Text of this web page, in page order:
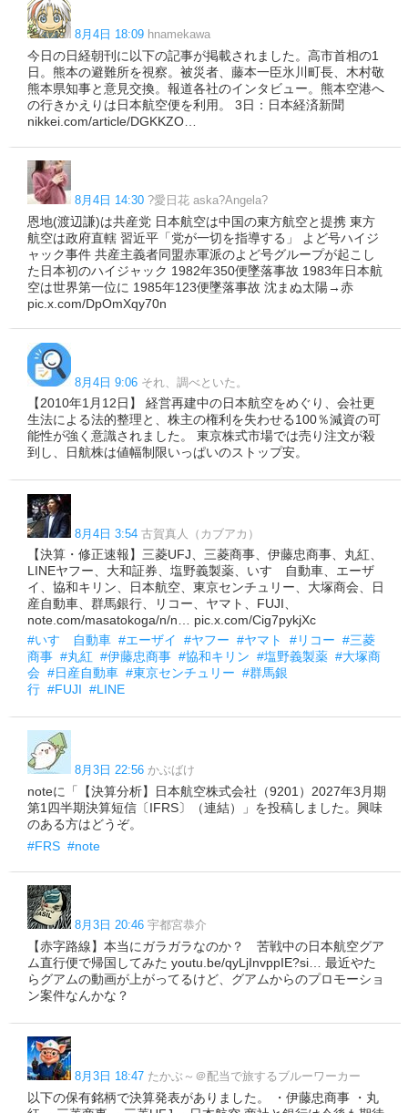
8月4日 18:09 hnamekawa
今日の日経朝刊に以下の記事が掲載されました。高市首相の1
日。熊本の避難所を視察。被災者、藤本一臣氷川町長、木村敬
熊本県知事と意見交換。報道各社のインタビュー。熊本空港へ
の行きかえりは日本航空便を利用。 3日：日本経済新聞
nikkei.com/article/DGKKZO…
8月4日 14:30 ?愛日花 aska?Angela?
恩地(渡辺謙)は共産党 日本航空は中国の東方航空と提携 東方
航空は政府直轄 習近平「党が一切を指導する」 よど号ハイジ
ャック事件 共産主義者同盟赤軍派のよど号グループが起こし
た日本初のハイジャック 1982年350便墜落事故 1983年日本航
空は世界第一位に 1985年123便墜落事故 沈まぬ太陽→赤
pic.x.com/DpOmXqy70n
8月4日 9:06 それ、調べといた。
【2010年1月12日】 経営再建中の日本航空をめぐり、会社更
生法による法的整理と、株主の権利を失わせる100％減資の可
能性が強く意識されました。 東京株式市場では売り注文が殺
到し、日航株は値幅制限いっぱいのストップ安。
8月4日 3:54 古賀真人（カブアカ）
【決算・修正速報】三菱UFJ、三菱商事、伊藤忠商事、丸紅、
LINEヤフー、大和証券、塩野義製薬、いすゞ自動車、エーザ
イ、協和キリン、日本航空、東京センチュリー、大塚商会、日
産自動車、群馬銀行、リコー、ヤマト、FUJI、
note.com/masatokoga/n/n… pic.x.com/Cig7pykjXc
#いすゞ自動車 #エーザイ #ヤフー #ヤマト #リコー #三菱
商事 #丸紅 #伊藤忠商事 #協和キリン #塩野義製薬 #大塚商
会 #日産自動車 #東京センチュリー #群馬銀
行 #FUJI #LINE
8月3日 22:56 かぶばけ
noteに「【決算分析】日本航空株式会社（9201）2027年3月期
第1四半期決算短信〔IFRS〕（連結）」を投稿しました。興味
のある方はどうぞ。
#FRS #note
8月3日 20:46 宇都宮恭介
【赤字路線】本当にガラガラなのか？ 苦戦中の日本航空グア
ム直行便で帰国してみた youtu.be/qyLjInvppIE?si… 最近やた
らグアムの動画が上がってるけど、グアムからのプロモーショ
ン案件なんかな？
8月3日 18:47 たかぶ～＠配当で旅するブルーワーカー
以下の保有銘柄で決算発表がありました。 ・伊藤忠商事 ・丸